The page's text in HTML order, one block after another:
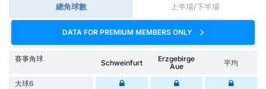
總角球數 上半場/下半場
DATA FOR PREMIUM MEMBERS ONLY
賽事角球 Schweinfurt
Erzgebirge
Aue
平均
大球6